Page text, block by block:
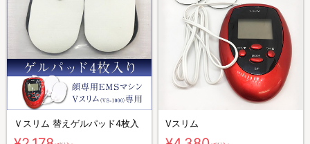
Ｖスリム 替えゲルパッド4枚入 Vスリム